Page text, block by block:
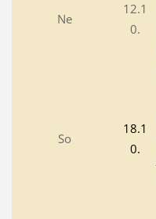
Ne
12.1
0.
So
18.1
0.